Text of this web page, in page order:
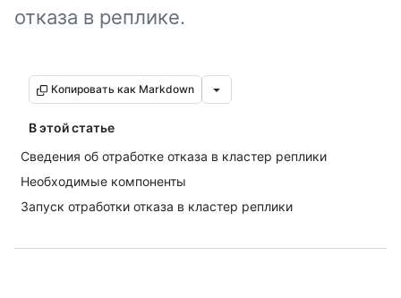
отказа в реплике.
Копировать как Markdown
В этой статье
Сведения об отработке отказа в кластер реплики
Необходимые компоненты
Запуск отработки отказа в кластер реплики